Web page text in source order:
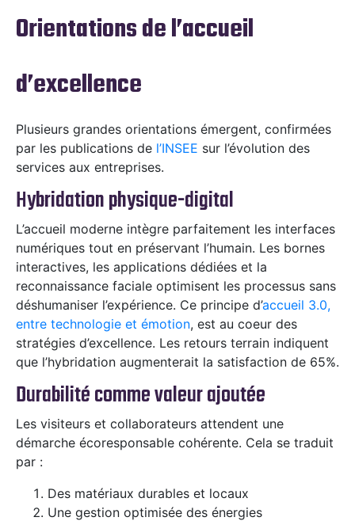
Orientations de l’accueil
d’excellence
Plusieurs grandes orientations émergent, confirmées
par les publications de l’INSEE sur l’évolution des
services aux entreprises.
Hybridation physique-digital
L’accueil moderne intègre parfaitement les interfaces
numériques tout en préservant l’humain. Les bornes
interactives, les applications dédiées et la
reconnaissance faciale optimisent les processus sans
déshumaniser l’expérience. Ce principe d’accueil 3.0,
entre technologie et émotion, est au coeur des
stratégies d’excellence. Les retours terrain indiquent
que l’hybridation augmenterait la satisfaction de 65%.
Durabilité comme valeur ajoutée
Les visiteurs et collaborateurs attendent une
démarche écoresponsable cohérente. Cela se traduit
par :
Des matériaux durables et locaux
Une gestion optimisée des énergies